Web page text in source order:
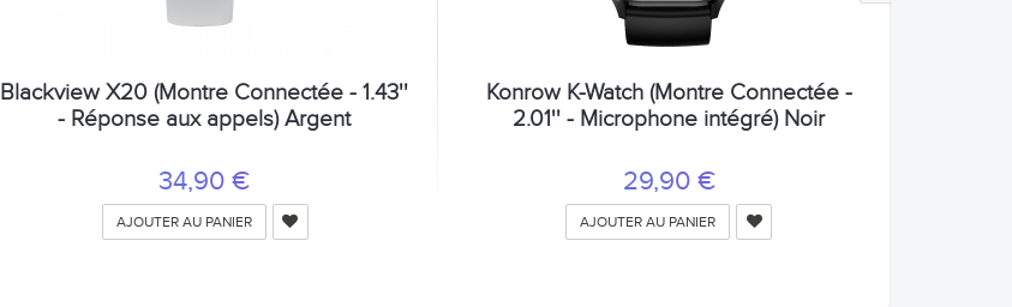
Blackview X20 (Montre Connectée - 1.43''
- Réponse aux appels) Argent
34,90 €
AJOUTER AU PANIER
Konrow K-Watch (Montre Connectée -
2.01'' - Microphone intégré) Noir
29,90 €
AJOUTER AU PANIER